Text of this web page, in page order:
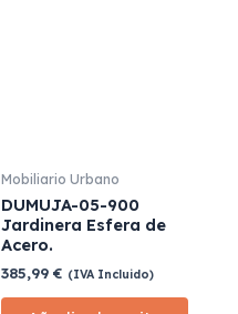
Mobiliario Urbano
DUMUJA-05-900
Jardinera Esfera de
Acero.
385,99 € (IVA Incluido)